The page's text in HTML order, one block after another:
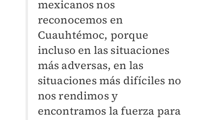
mexicanos nos
reconocemos en
Cuauhtémoc, porque
incluso en las situaciones
más adversas, en las
situaciones más difíciles no
nos rendimos y
encontramos la fuerza para